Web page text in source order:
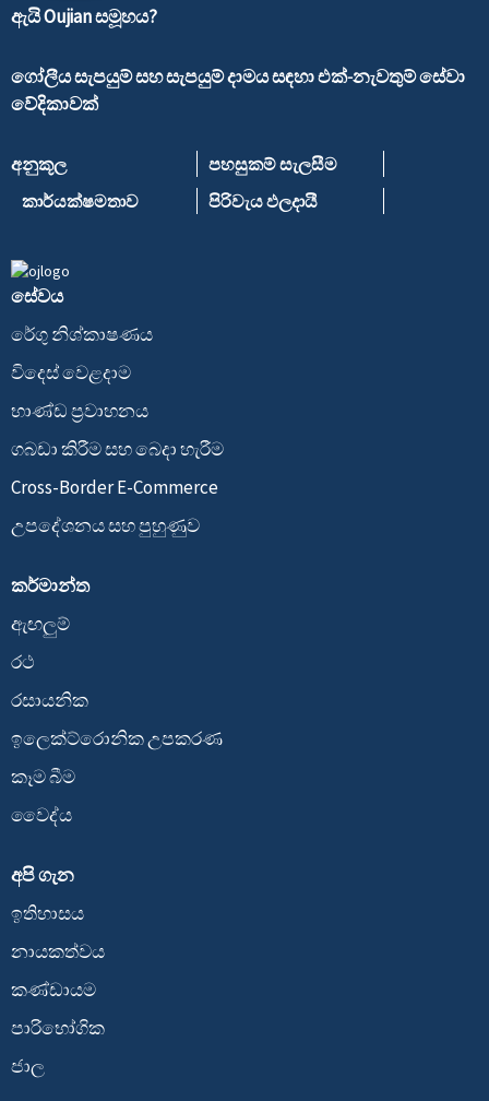
ඇයි Oujian සමූහය?
ගෝලීය සැපයුම් සහ සැපයුම් දාමය සඳහා එක්-නැවතුම් සේවා
වේදිකාවක්
අනුකූල
පහසුකම් සැලසීම
කාර්යක්ෂමතාව
පිරිවැය ඵලදායී
සේවය
රේගු නිශ්කාෂණය
විදෙස් වෙළදාම
භාණ්ඩ ප්‍රවාහනය
ගබඩා කිරීම සහ බෙදා හැරීම
Cross-Border E-Commerce
උපදේශනය සහ පුහුණුව
කර්මාන්ත
ඇඟලුම්
රථ
රසායනික
ඉලෙක්ට්රොනික උපකරණ
කෑම බීම
වෛද්ය
අපි ගැන
ඉතිහාසය
නායකත්වය
කණ්ඩායම
පාරිභෝගික
ජාල